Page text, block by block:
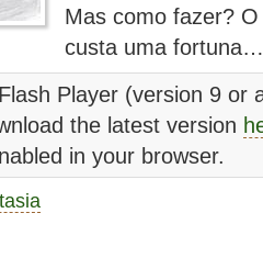
Mas como fazer?
custa uma
Player (version 9 or
the latest version
in your browser.